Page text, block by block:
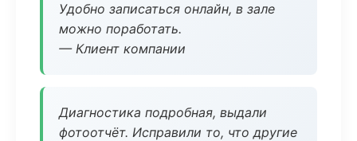
Удобно записаться онлайн, в зале
можно поработать.
— Клиент компании
Диагностика подробная, выдали
фотоотчёт. Исправили то, что другие